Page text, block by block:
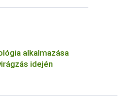
alkalmazása
idején